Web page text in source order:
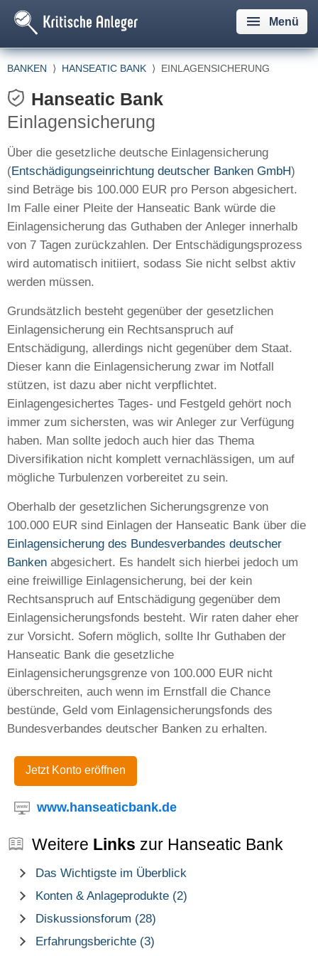
Menü
BANKEN ⟩ HANSEATIC BANK ⟩ EINLAGENSICHERUNG
Hanseatic Bank
Einlagensicherung
Über die gesetzliche deutsche Einlagensicherung
(Entschädigungseinrichtung deutscher Banken GmbH)
sind Beträge bis 100.000 EUR pro Person abgesichert.
Im Falle einer Pleite der Hanseatic Bank würde die
Einlagensicherung das Guthaben der Anleger innerhalb
von 7 Tagen zurückzahlen. Der Entschädigungsprozess
wird automatisch initiiert, sodass Sie nicht selbst aktiv
werden müssen.
Grundsätzlich besteht gegenüber der gesetzlichen
Einlagensicherung ein Rechtsanspruch auf
Entschädigung, allerdings nicht gegenüber dem Staat.
Dieser kann die Einlagensicherung zwar im Notfall
stützen, ist dazu aber nicht verpflichtet.
Einlagengesichertes Tages- und Festgeld gehört noch
immer zum sichersten, was wir Anleger zur Verfügung
haben. Man sollte jedoch auch hier das Thema
Diversifikation nicht komplett vernachlässigen, um auf
mögliche Turbulenzen vorbereitet zu sein.
Oberhalb der gesetzlichen Sicherungsgrenze von
100.000 EUR sind Einlagen der Hanseatic Bank über die
Einlagensicherung des Bundesverbandes deutscher
Banken abgesichert. Es handelt sich hierbei jedoch um
eine freiwillige Einlagensicherung, bei der kein
Rechtsanspruch auf Entschädigung gegenüber dem
Einlagensicherungsfonds besteht. Wir raten daher eher
zur Vorsicht. Sofern möglich, sollte Ihr Guthaben der
Hanseatic Bank die gesetzliche
Einlagensicherungsgrenze von 100.000 EUR nicht
überschreiten, auch wenn im Ernstfall die Chance
bestünde, Geld vom Einlagensicherungsfonds des
Bundesverbandes deutscher Banken zu erhalten.
Jetzt Konto eröffnen
www.hanseaticbank.de
Weitere Links zur Hanseatic Bank
Das Wichtigste im Überblick
Konten & Anlageprodukte (2)
Diskussionsforum (28)
Erfahrungsberichte (3)